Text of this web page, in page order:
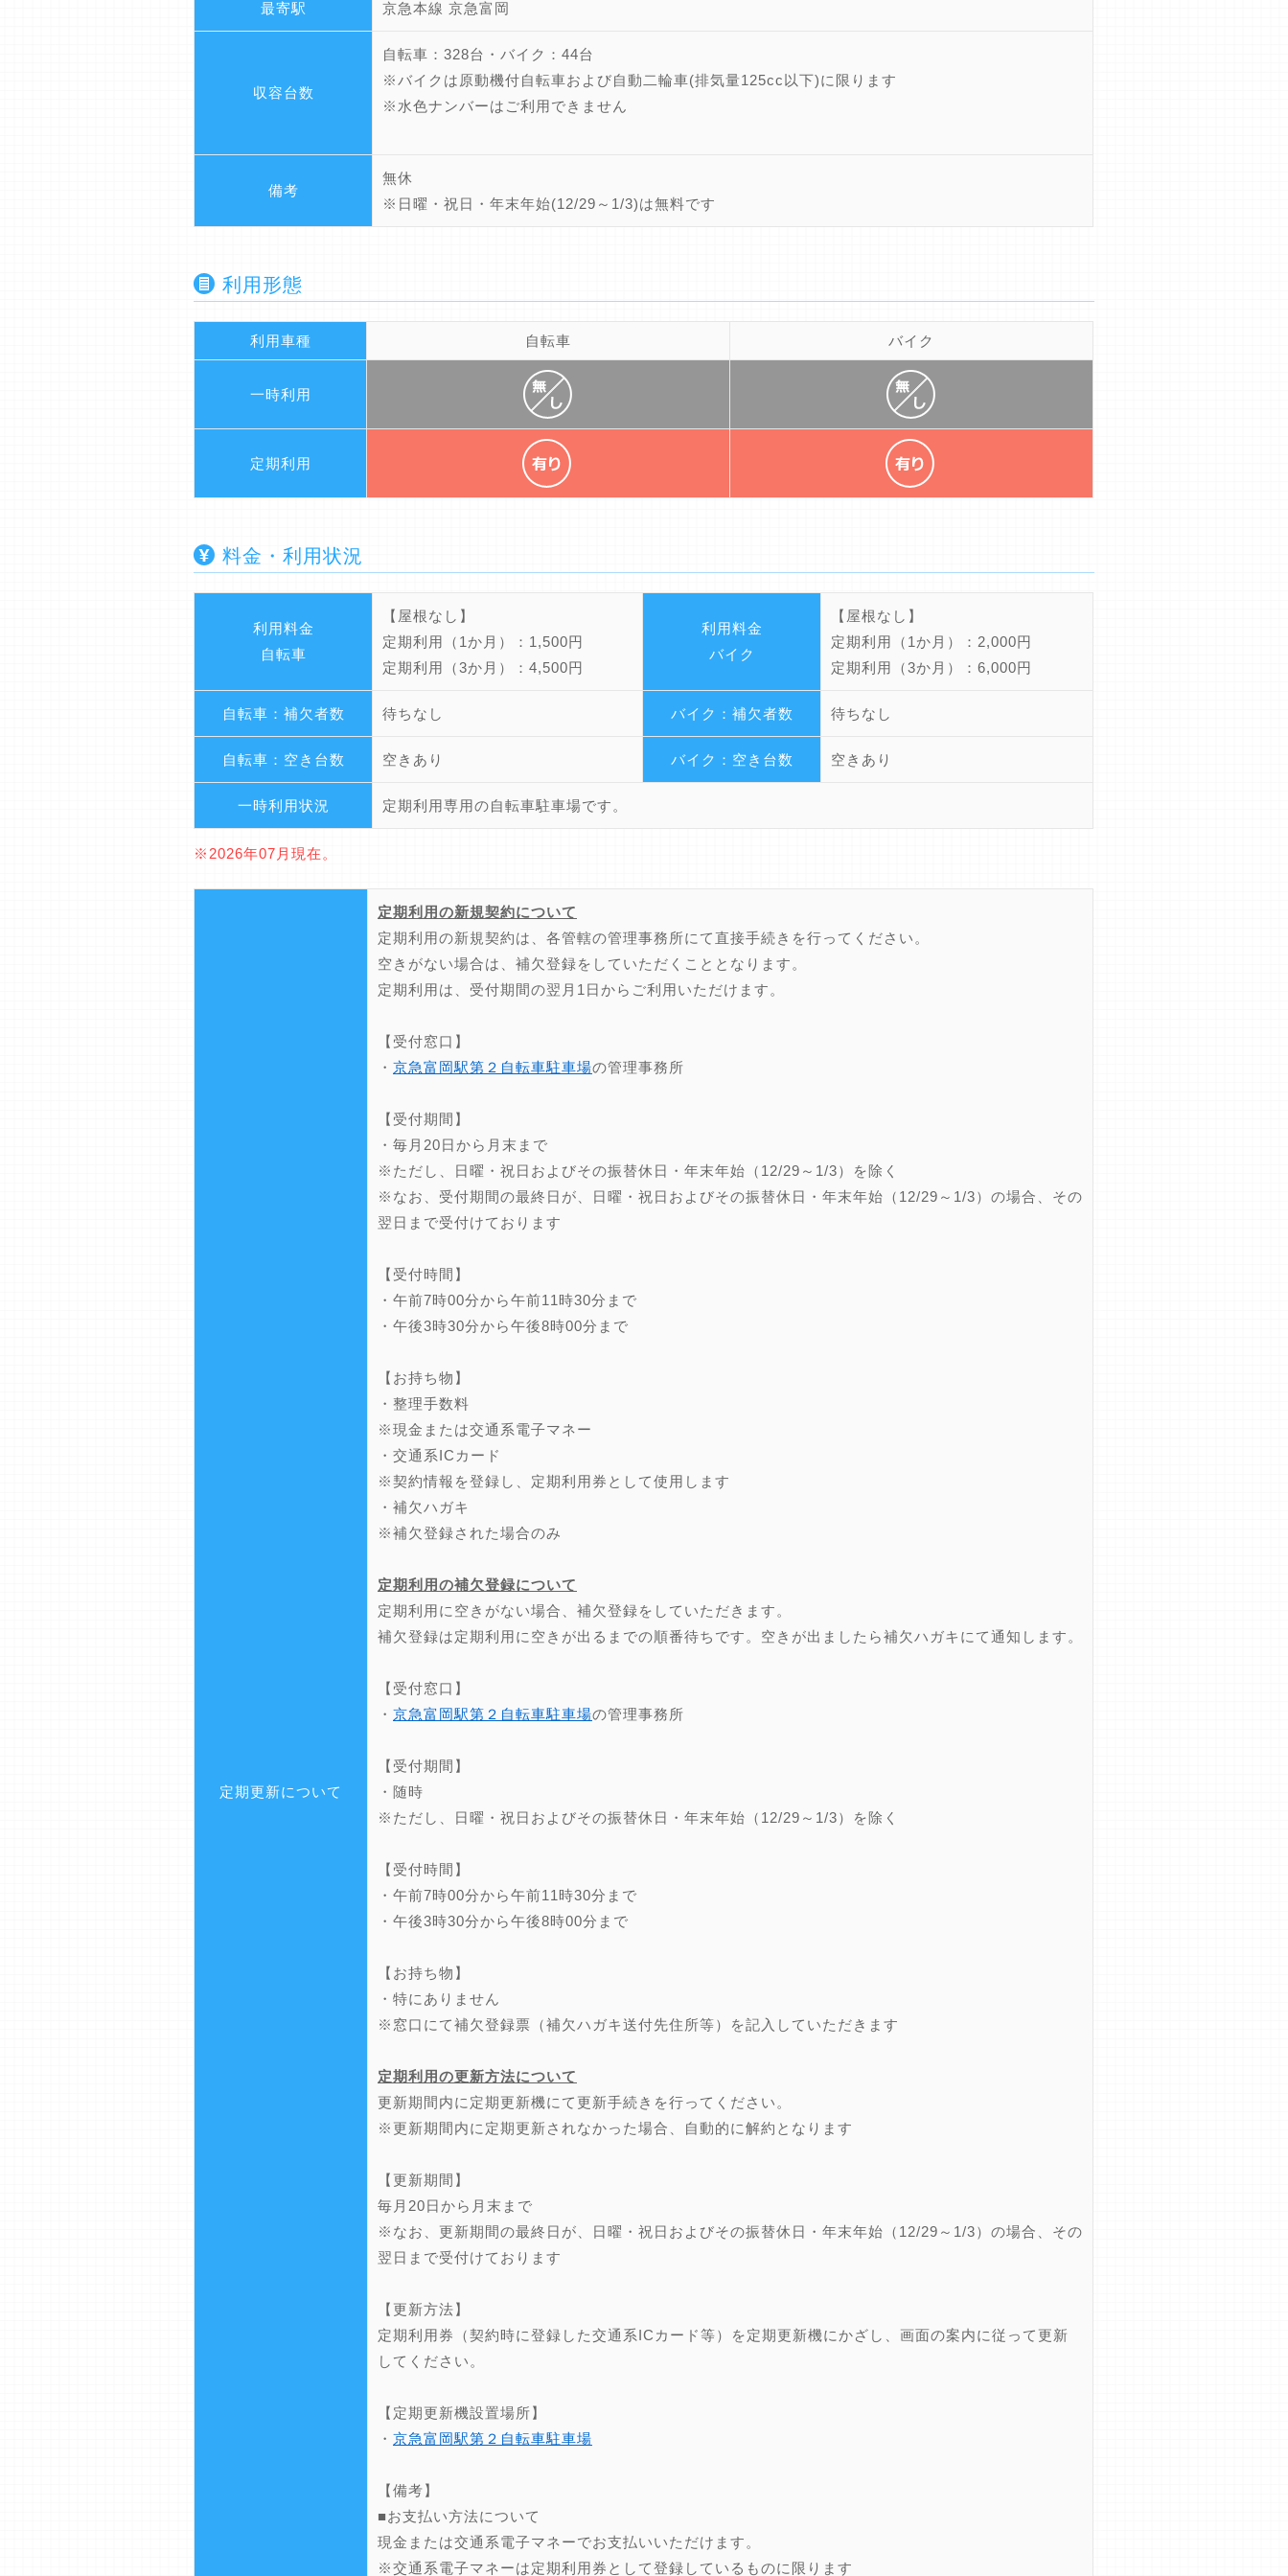
最寄駅 京急本線 京急富岡
収容台数
自転車：328台・バイク：44台
※バイクは原動機付自転車および自動二輪車(排気量125cc以下)に限ります
※水色ナンバーはご利用できません
備考
無休
※日曜・祝日・年末年始(12/29～1/3)は無料です
利用形態
利用車種 自転車 バイク
一時利用
定期利用
料金・利用状況
利用料金
自転車
【屋根なし】
定期利用（1か月）：1,500円
定期利用（3か月）：4,500円
利用料金
バイク
【屋根なし】
定期利用（1か月）：2,000円
定期利用（3か月）：6,000円
自転車：補欠者数 待ちなし バイク：補欠者数 待ちなし
自転車：空き台数 空きあり バイク：空き台数 空きあり
一時利用状況 定期利用専用の自転車駐車場です。
※2026年07月現在。
定期更新について
定期利用の新規契約について
定期利用の新規契約は、各管轄の管理事務所にて直接手続きを行ってください。
空きがない場合は、補欠登録をしていただくこととなります。
定期利用は、受付期間の翌月1日からご利用いただけます。
【受付窓口】
・ 京急富岡駅第２自転車駐車場の管理事務所
【受付期間】
・毎月20日から月末まで
※ただし、日曜・祝日およびその振替休日・年末年始（12/29～1/3）を除く
※なお、受付期間の最終日が、日曜・祝日およびその振替休日・年末年始（12/29～1/3）の場合、その
翌日まで受付けております
【受付時間】
・午前7時00分から午前11時30分まで
・午後3時30分から午後8時00分まで
【お持ち物】
・整理手数料
※現金または交通系電子マネー
・交通系ICカード
※契約情報を登録し、定期利用券として使用します
・補欠ハガキ
※補欠登録された場合のみ
定期利用の補欠登録について
定期利用に空きがない場合、補欠登録をしていただきます。
補欠登録は定期利用に空きが出るまでの順番待ちです。空きが出ましたら補欠ハガキにて通知します。
【受付窓口】
・ 京急富岡駅第２自転車駐車場の管理事務所
【受付期間】
・随時
※ただし、日曜・祝日およびその振替休日・年末年始（12/29～1/3）を除く
【受付時間】
・午前7時00分から午前11時30分まで
・午後3時30分から午後8時00分まで
【お持ち物】
・特にありません
※窓口にて補欠登録票（補欠ハガキ送付先住所等）を記入していただきます
定期利用の更新方法について
更新期間内に定期更新機にて更新手続きを行ってください。
※更新期間内に定期更新されなかった場合、自動的に解約となります
【更新期間】
毎月20日から月末まで
※なお、更新期間の最終日が、日曜・祝日およびその振替休日・年末年始（12/29～1/3）の場合、その
翌日まで受付けております
【更新方法】
定期利用券（契約時に登録した交通系ICカード等）を定期更新機にかざし、画面の案内に従って更新
してください。
【定期更新機設置場所】
・ 京急富岡駅第２自転車駐車場
【備考】
■お支払い方法について
現金または交通系電子マネーでお支払いいただけます。
※交通系電子マネーは定期利用券として登録しているものに限ります